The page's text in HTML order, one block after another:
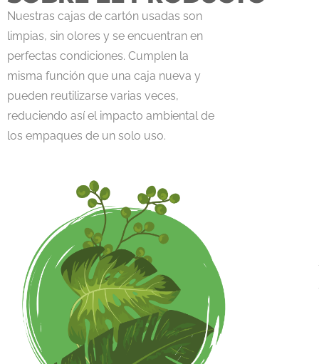
Nuestras cajas de cartón usadas son
limpias, sin olores y se encuentran en
perfectas condiciones. Cumplen la
misma función que una caja nueva y
pueden reutilizarse varias veces,
reduciendo así el impacto ambiental de
los empaques de un solo uso.